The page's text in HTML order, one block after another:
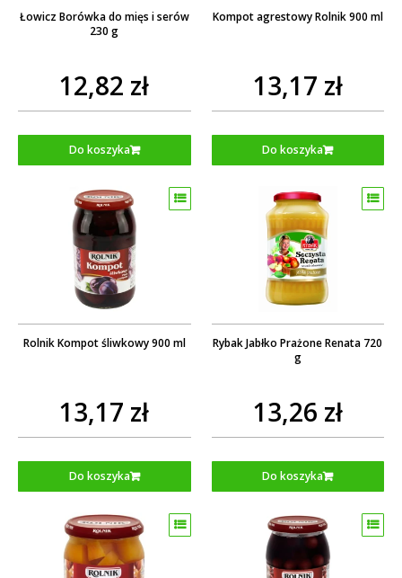
Łowicz Borówka do mięs i serów
230 g
12,82 zł
Do koszyka
Kompot agrestowy Rolnik 900 ml
13,17 zł
Do koszyka
Rolnik Kompot śliwkowy 900 ml
13,17 zł
Do koszyka
Rybak Jabłko Prażone Renata 720
g
13,26 zł
Do koszyka